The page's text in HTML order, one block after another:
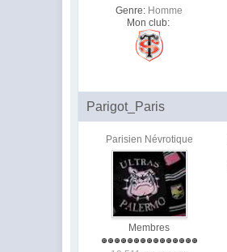
Genre: Homme
Mon club:
Parigot_Paris
Parisien Névrotique
Membres